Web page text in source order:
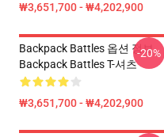
₩3,651,700 - ₩4,202,900
Backpack Battles 옵션 정보
Backpack Battles T-셔츠
₩3,651,700 - ₩4,202,900
-20%